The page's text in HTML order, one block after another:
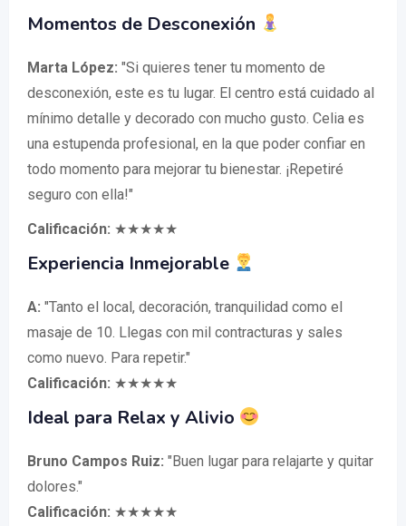
Momentos de Desconexión
Marta López: "Si quieres tener tu momento de
desconexión, este es tu lugar. El centro está cuidado al
mínimo detalle y decorado con mucho gusto. Celia es
una estupenda profesional, en la que poder confiar en
todo momento para mejorar tu bienestar. ¡Repetiré
seguro con ella!"
Calificación: ★★★★★
Experiencia Inmejorable
A: "Tanto el local, decoración, tranquilidad como el
masaje de 10. Llegas con mil contracturas y sales
como nuevo. Para repetir."
Calificación: ★★★★★
Ideal para Relax y Alivio
Bruno Campos Ruiz: "Buen lugar para relajarte y quitar
dolores."
Calificación: ★★★★★